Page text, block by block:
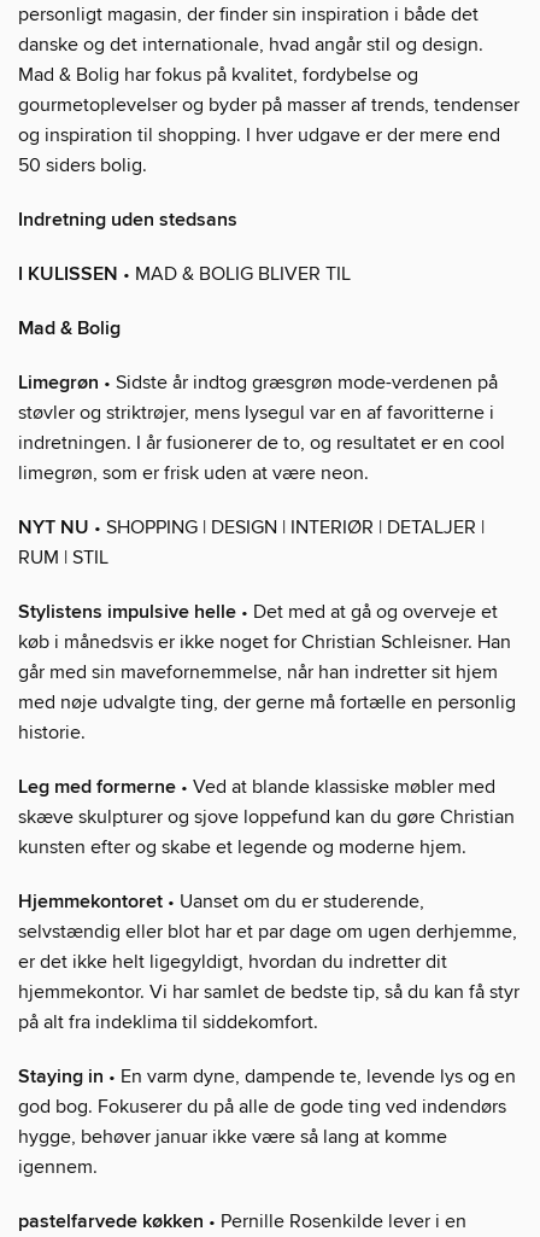
personligt magasin, der finder sin inspiration i både det
danske og det internationale, hvad angår stil og design.
Mad & Bolig har fokus på kvalitet, fordybelse og
gourmetoplevelser og byder på masser af trends, tendenser
og inspiration til shopping. I hver udgave er der mere end
50 siders bolig.
Indretning uden stedsans
I KULISSEN • MAD & BOLIG BLIVER TIL
Mad & Bolig
Limegrøn • Sidste år indtog græsgrøn mode-verdenen på
støvler og striktrøjer, mens lysegul var en af favoritterne i
indretningen. I år fusionerer de to, og resultatet er en cool
limegrøn, som er frisk uden at være neon.
NYT NU • SHOPPING | DESIGN | INTERIØR | DETALJER |
RUM | STIL
Stylistens impulsive helle • Det med at gå og overveje et
køb i månedsvis er ikke noget for Christian Schleisner. Han
går med sin mavefornemmelse, når han indretter sit hjem
med nøje udvalgte ting, der gerne må fortælle en personlig
historie.
Leg med formerne • Ved at blande klassiske møbler med
skæve skulpturer og sjove loppefund kan du gøre Christian
kunsten efter og skabe et legende og moderne hjem.
Hjemmekontoret • Uanset om du er studerende,
selvstændig eller blot har et par dage om ugen derhjemme,
er det ikke helt ligegyldigt, hvordan du indretter dit
hjemmekontor. Vi har samlet de bedste tip, så du kan få styr
på alt fra indeklima til siddekomfort.
Staying in • En varm dyne, dampende te, levende lys og en
god bog. Fokuserer du på alle de gode ting ved indendørs
hygge, behøver januar ikke være så lang at komme
igennem.
pastelfarvede køkken • Pernille Rosenkilde lever i en